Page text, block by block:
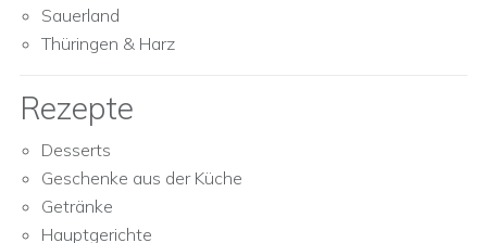
Sauerland
Thüringen & Harz
Rezepte
Desserts
Geschenke aus der Küche
Getränke
Hauptgerichte